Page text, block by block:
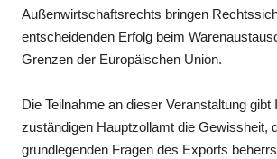
Außenwirtschaftsrechts bringen
entscheidenden Erfolg beim
Grenzen der Europäischen Union.
Die Teilnahme an dieser Veranstaltung gibt
zuständigen Hauptzollamt die Gewissheit,
grundlegenden Fragen des Exports